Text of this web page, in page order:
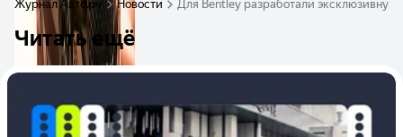
Журнал Авто.ру Новости Для Bentley разработали эксклюзивную
Читать ещё